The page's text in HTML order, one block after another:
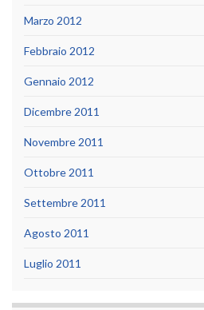
Marzo 2012
Febbraio 2012
Gennaio 2012
Dicembre 2011
Novembre 2011
Ottobre 2011
Settembre 2011
Agosto 2011
Luglio 2011